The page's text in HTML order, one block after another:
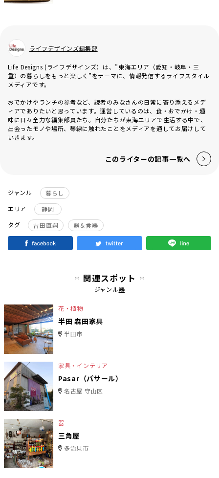
ライフデザインズ編集部
Life Designs (ライフデザインズ）は、”東海エリア（愛知・岐阜・三
重）の暮らしをもっと楽しく”をテーマに、情報発信するライフスタイル
メディアです。
おでかけやランチの参考など、読者のみなさんの日常に寄り添えるメデ
ィアでありたいと思っています。運営しているのは、食・おでかけ・趣
味に日々全力な編集部員たち。自分たちが東海エリアで生活する中で、
出会ったモノや場所、琴線に触れたことをメディアを通してお届けして
いきます。
このライターの記事一覧へ
ジャンル
暮らし
エリア
静岡
タグ
吉田直嗣 器＆食器
関連スポット
ジャンル器
花・植物
半田 森田家具
半田市
家具・インテリア
Pasar（パサール）
名古屋 守山区
器
三角屋
多治見市